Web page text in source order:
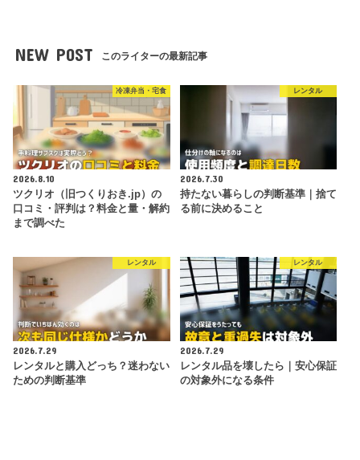
NEW POST このライターの最新記事
冷凍弁当・宅食
2026.8.10
ツクリオ（旧つくりおき.jp）の
口コミ・評判は？料金と量・解約
まで調べた
レンタル
2026.7.30
持たない暮らしの判断基準｜捨て
る前に決めること
レンタル
2026.7.29
レンタルと購入どっち？迷わない
ための判断基準
レンタル
2026.7.29
レンタル品を壊したら｜安心保証
の対象外になる条件